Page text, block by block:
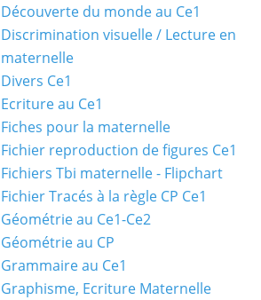
Découverte du monde au Ce1
Discrimination visuelle / Lecture en
maternelle
Divers Ce1
Ecriture au Ce1
Fiches pour la maternelle
Fichier reproduction de figures Ce1
Fichiers Tbi maternelle - Flipchart
Fichier Tracés à la règle CP Ce1
Géométrie au Ce1-Ce2
Géométrie au CP
Grammaire au Ce1
Graphisme, Ecriture Maternelle